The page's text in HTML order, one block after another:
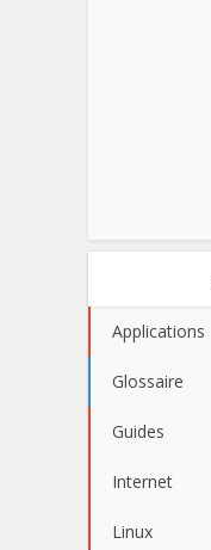
Applications
Glossaire
Guides
Internet
Linux